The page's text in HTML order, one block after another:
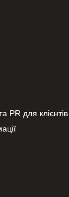
PR для клієнтів